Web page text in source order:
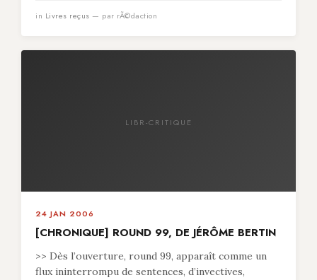
in Livres reçus — par rÃ©daction
LIBR-CRITIQUE
24 JAN 2006
[CHRONIQUE] ROUND 99, DE JÉRÔME BERTIN
>> Dès l’ouverture, round 99, apparaît comme un
flux ininterrompu de sentences, d’invectives,